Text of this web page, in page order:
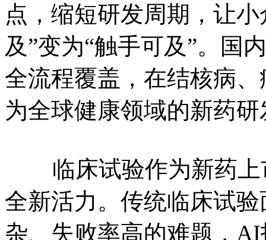
点，缩短研发周期，让
及”变为“触手可及”。国
全流程覆盖，在结核病
为全球健康领域的新药
临床试验作为新药上
全新活力。传统临床试
杂、失败率高的难题，